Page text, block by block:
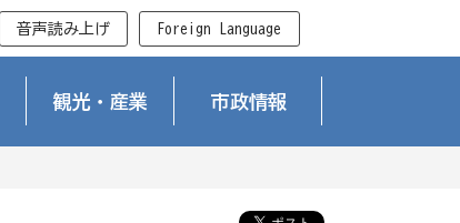
音声読み上げ Foreign Language
観光・産業 市政情報